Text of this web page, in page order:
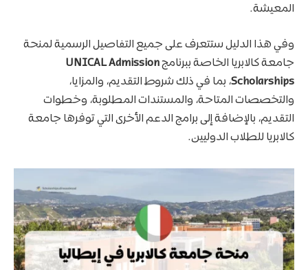
المعيشة.
وفي هذا الدليل ستتعرف على جميع التفاصيل الرسمية لمنحة
جامعة كالابريا الخاصة ببرنامجUNICAL Admission
Scholarships، بما في ذلك شروط التقديم، والمزايا،
والتخصصات المتاحة، والمستندات المطلوبة، وخطوات
التقديم، بالإضافة إلى برامج الدعم الأخرى التي توفرها جامعة
كالابريا للطلاب الدوليين.